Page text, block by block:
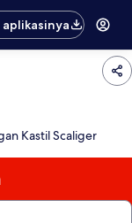
Kastil Scaliger